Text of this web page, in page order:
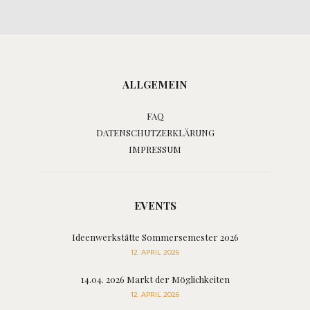
ALLGEMEIN
FAQ
DATENSCHUTZERKLÄRUNG
IMPRESSUM
EVENTS
Ideenwerkstätte Sommersemester 2026
12. APRIL 2026
14.04. 2026 Markt der Möglichkeiten
12. APRIL 2026